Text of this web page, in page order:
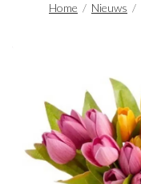
Home / Nieuws /